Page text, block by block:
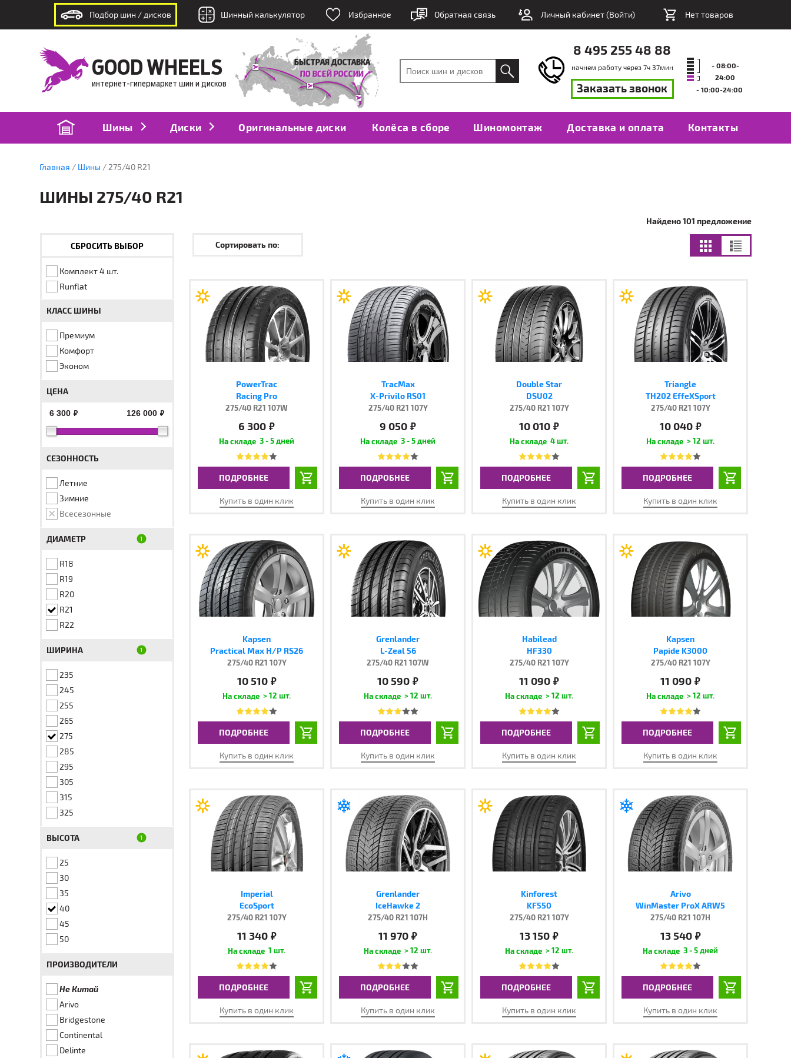
Подбор шин / дисков Шинный калькулятор Избранное Обратная связь Личный кабинет (Войти) Нет товаров
GOOD WHEELS
интернет-гипермаркет шин и дисков
8 495 255 48 88
начнем работу через 7ч 37мин
Заказать звонок
- 08:00-
24:00
- 10:00-24:00
Шины Диски Оригинальные диски Колёса в сборе Шиномонтаж Доставка и оплата Контакты
Главная Шины 275/40 R21
ШИНЫ 275/40 R21
Комплект 4 шт.
Runflat
КЛАСС ШИНЫ
Премиум
Комфорт
Эконом
ЦЕНА
6 300 руб. 126 000 руб.
СЕЗОННОСТЬ
Летние
Зимние
Всесезонные
ДИАМЕТР
R18
R19
R20
R21
R22
ШИРИНА
235
245
255
265
275
285
295
305
315
325
ВЫСОТА
25
30
35
40
45
50
ПРОИЗВОДИТЕЛИ
Не Китай
Arivo
Bridgestone
Continental
Delinte
Сортировать по:
Найдено 101 предложение
PowerTrac
Racing Pro
275/40 R21 107W
6 300 руб.
3 - 5 дней
ПОДРОБНЕЕ
Купить в один клик
TracMax
X-Privilo RS01
275/40 R21 107Y
9 050 руб.
3 - 5 дней
ПОДРОБНЕЕ
Купить в один клик
Double Star
DSU02
275/40 R21 107Y
10 010 руб.
4 шт.
ПОДРОБНЕЕ
Купить в один клик
Triangle
TH202 EffeXSport
275/40 R21 107Y
10 040 руб.
> 12 шт.
ПОДРОБНЕЕ
Купить в один клик
Kapsen
Practical Max H/P RS26
275/40 R21 107Y
10 510 руб.
> 12 шт.
ПОДРОБНЕЕ
Купить в один клик
Grenlander
L-Zeal 56
275/40 R21 107W
10 590 руб.
> 12 шт.
ПОДРОБНЕЕ
Купить в один клик
Habilead
HF330
275/40 R21 107Y
11 090 руб.
> 12 шт.
ПОДРОБНЕЕ
Купить в один клик
Kapsen
Papide K3000
275/40 R21 107Y
11 090 руб.
> 12 шт.
ПОДРОБНЕЕ
Купить в один клик
Imperial
EcoSport
275/40 R21 107Y
11 340 руб.
1 шт.
ПОДРОБНЕЕ
Купить в один клик
Grenlander
IceHawke 2
275/40 R21 107H
11 970 руб.
> 12 шт.
ПОДРОБНЕЕ
Купить в один клик
Kinforest
KF550
275/40 R21 107Y
13 150 руб.
> 12 шт.
ПОДРОБНЕЕ
Купить в один клик
Arivo
WinMaster ProX ARW5
275/40 R21 107H
13 540 руб.
3 - 5 дней
ПОДРОБНЕЕ
Купить в один клик